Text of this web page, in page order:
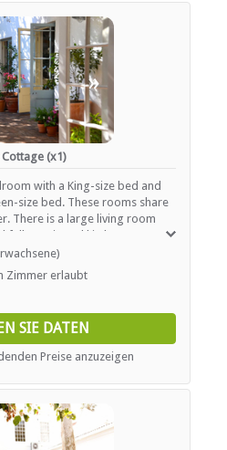
»
Cottage (x1)
with a King-size bed and
size bed. These rooms share
There is a large living room
fully equipped kitchen.
Zimmer erlaubt
SIE DATEN
Preise anzuzeigen